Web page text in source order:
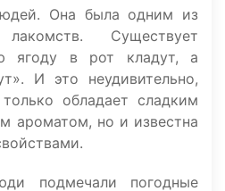
Она была одним из
Существует
ягоду в рот кладут, а
И это неудивительно,
обладает сладким
ароматом, но и известна
подмечали погодные